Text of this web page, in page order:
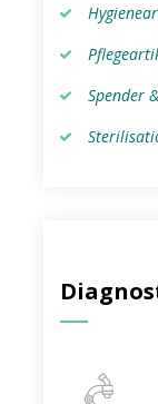
Spender